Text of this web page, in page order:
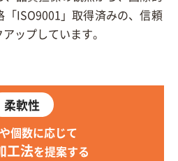
ISO9001」取得済みの、信頼
ップしています。
柔軟性
個数に応じて
工法を提案する